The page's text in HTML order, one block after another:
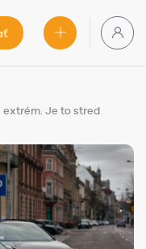
extrém. Je to stred